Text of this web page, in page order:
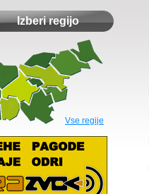
Izberi regijo
Vse regije